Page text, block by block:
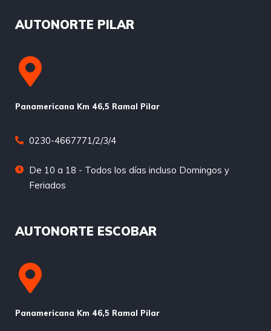
AUTONORTE PILAR
Panamericana Km 46,5 Ramal Pilar
0230-4667771/2/3/4
De 10 a 18 - Todos los días incluso Domingos y
Feriados
AUTONORTE ESCOBAR
Panamericana Km 46,5 Ramal Pilar